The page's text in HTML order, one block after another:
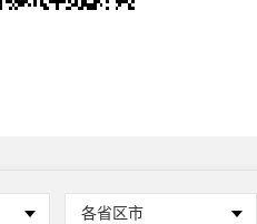
各省区市